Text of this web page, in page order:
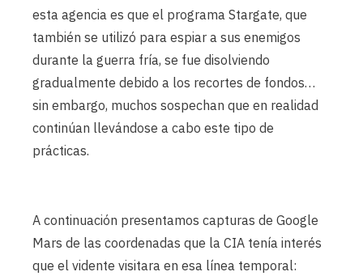
esta agencia es que el programa Stargate, que
también se utilizó para espiar a sus enemigos
durante la guerra fría, se fue disolviendo
gradualmente debido a los recortes de fondos…
sin embargo, muchos sospechan que en realidad
continúan llevándose a cabo este tipo de
prácticas.
A continuación presentamos capturas de Google
Mars de las coordenadas que la CIA tenía interés
que el vidente visitara en esa línea temporal: